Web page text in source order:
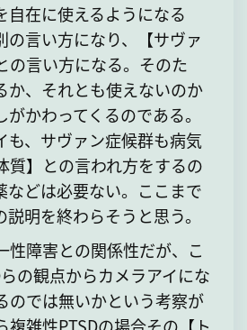
自在に使えるようになる
の言い方になり、【サヴァ
の言い方になる。そのた
か、それとも使えないのか
かわってくるのである。
も、サヴァン症候群も病気
質】との言われ方をするの
などは必要ない。ここまで
明を終わらそうと思う。
障害との関係性だが、こ
の観点からカメラアイにな
のでは無いかという考察が